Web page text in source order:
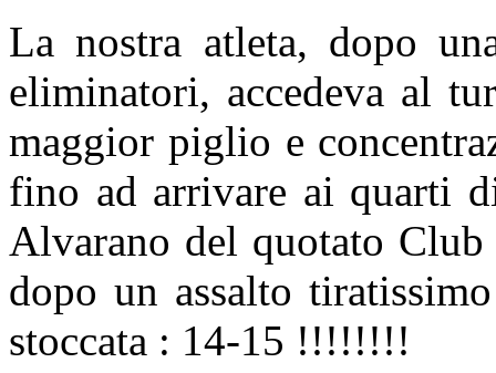
La nostra atleta, dopo
eliminatori, accedeva al
maggior piglio e
fino ad arrivare ai quarti
Alvarano del quotato Club
dopo un assalto
stoccata : 14-15 !!!!!!!!